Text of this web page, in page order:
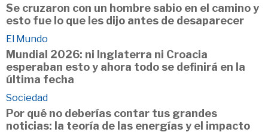
Se cruzaron con un hombre sabio en el camino y
esto fue lo que les dijo antes de desaparecer
El Mundo
Mundial 2026: ni Inglaterra ni Croacia
esperaban esto y ahora todo se definirá en la
última fecha
Sociedad
Por qué no deberías contar tus grandes
noticias: la teoría de las energías y el impacto